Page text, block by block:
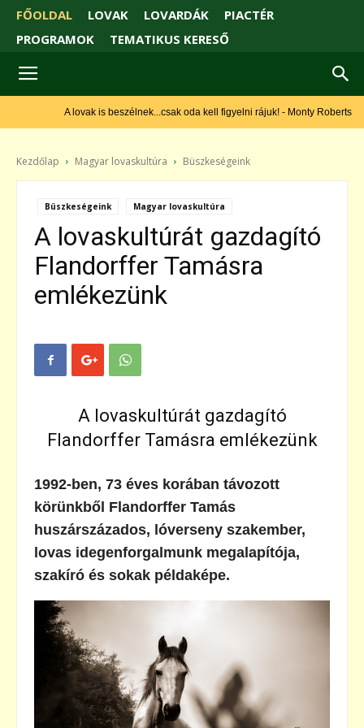
FŐOLDAL LOVAK LOVARDÁK
PIACTÉR
PROGRAMOK
TEMATIKUS KERESŐ
A lovak is beszélnek...csak oda kell figyelni rájuk! - Monty Roberts
Kezdőlap Magyar lovaskultúra Büszkeségeink
Büszkeségeink Magyar lovaskultúra
A lovaskultúrát gazdagító
Flandorffer Tamásra
emlékezünk
A lovaskultúrát gazdagító
Flandorffer Tamásra emlékezünk
1992-ben, 73 éves korában távozott
körünkből Flandorffer Tamás
huszárszázados, lóverseny szakember,
lovas idegenforgalmunk megalapítója,
szakíró és sokak példaképe.